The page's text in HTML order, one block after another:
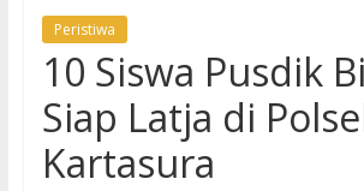
Peristiwa
10 Siswa Pusdik
Siap Latja di
Kartasura